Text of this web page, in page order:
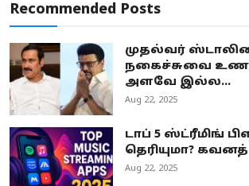
Recommended Posts
முதல்வர்
நகைச்சுவை
அளவே இல்ல...
Aug 22, 2025
டாப் 5 ஸ்ட்ரீமிங்
தெரியுமா?
Aug 22, 2025